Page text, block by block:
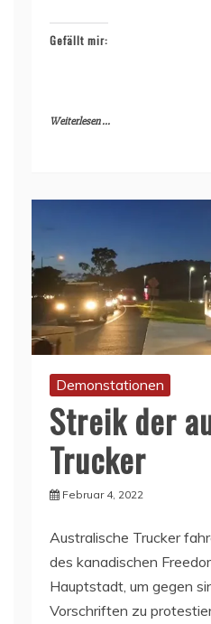
Gefällt mir:
Weiterlesen ...
Demonstationen
Streik der
Trucker
Februar 4, 2022
Australische Trucker
des kanadischen
Hauptstadt, um gegen
Vorschriften zu